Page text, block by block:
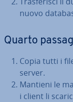
nuovo
Quarto
Copia tutti i
server.
Mantieni le
i client li